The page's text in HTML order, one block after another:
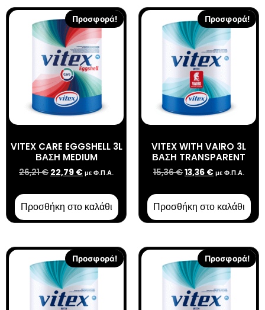
Προσφορά!
VITEX CARE EGGSHELL 3L
ΒΑΣΗ MEDIUM
26,21€ 22,79 €με Φ.Π.Α.
Προσθήκη στο καλάθι
Προσφορά!
VITEX WITH VAIRO 3L
ΒΑΣΗ TRANSPARENT
15,36€13,36 €με Φ.Π.Α.
Προσθήκη στο καλάθι
Προσφορά! Προσφορά!